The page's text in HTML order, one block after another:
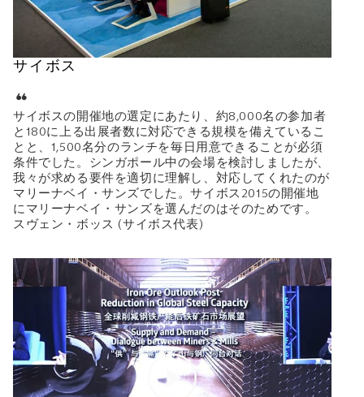
サイボス
サイボスの開催地の選定にあたり、約8,000名の参加者
と180に上る出展者数に対応できる規模を備えているこ
とと、1,500名分のランチを毎日用意できることが必須
条件でした。シンガポール中の会場を検討しましたが、
我々が求める要件を適切に理解し、対応してくれたのが
マリーナベイ・サンズでした。サイボス2015の開催地
にマリーナベイ・サンズを選んだのはそのためです。
スヴェン・ボッス (サイボス代表)